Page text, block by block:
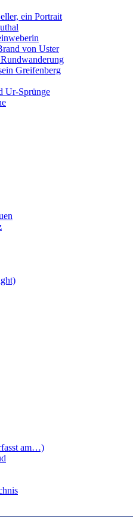
ein Portrait
von Uster
Greifenberg
Ur-Sprünge
am…)